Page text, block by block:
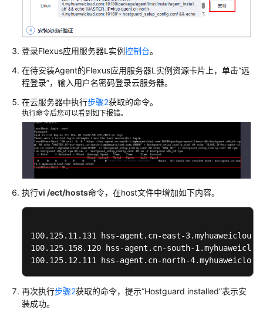
操
系
统/
镜
远
程
登
录
密
络
盘
登录Flexus应用服务器L实例控制台。
在待安装Agent的Flexus应用服务器L实例资源卡片上，单击“远
程登录”，输入用户名密码登录云服务器。
在云服务器中执行步骤2获取的命令。
执行命令后您可以看到如下报错。
执行vi /ect/hosts命令，在host文件中增加如下内容。
100.125.11.131 hss-agent.cn-east-
100.125.158.120 hss-agent.cn-south-
100.125.12.111 hss-agent.cn-north-
再次执行步骤2获取的命令，提示“Hostguard installed”表示安
装成功。